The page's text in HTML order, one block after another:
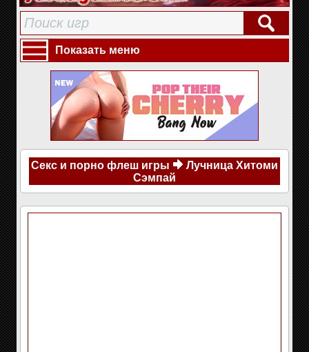
Показать меню
Секс и порно флеш игры
Лучница Хитоми
Сэмпай